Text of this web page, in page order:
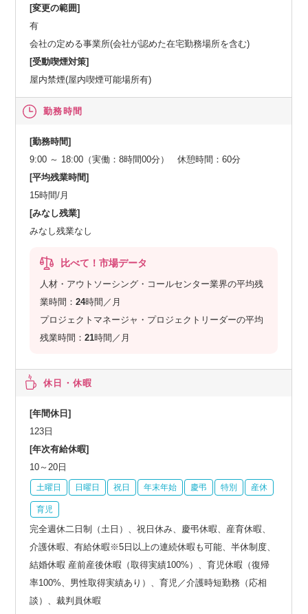
[変更の範囲]
有
会社の定める事業所(会社が認めた在宅勤務場所を含む)
[受動喫煙対策]
屋内禁煙(屋内喫煙可能場所有)
勤務時間
[勤務時間]
9:00 ～ 18:00（実働：8時間00分） 休憩時間：60分
[平均残業時間]
15時間/月
[みなし残業]
みなし残業なし
比べて！市場データ
人材・アウトソーシング・コールセンター業界の平均残
業時間：24時間／月
プロジェクトマネージャ・プロジェクトリーダーの平均
残業時間：21時間／月
休日・休暇
[年間休日]
123日
[年次有給休暇]
10～20日
土曜日 日曜日 祝日 年末年始 慶弔 特別 産休
育児
完全週休二日制（土日）、祝日休み、慶弔休暇、産育休暇、
介護休暇、有給休暇※5日以上の連続休暇も可能、半休制度、
結婚休暇 産前産後休暇（取得実績100%）、育児休暇（復帰
率100%、男性取得実績あり）、育児／介護時短勤務（応相
談）、裁判員休暇